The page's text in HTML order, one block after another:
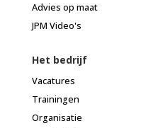
Advies op maat
JPM Video's
Het bedrijf
Vacatures
Trainingen
Organisatie